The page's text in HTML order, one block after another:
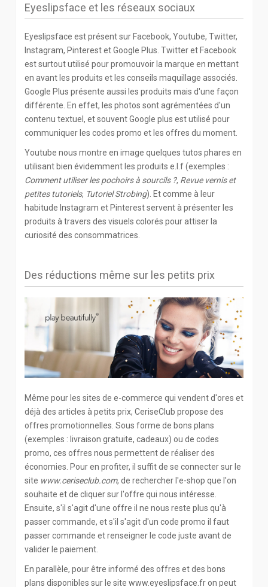
Eyeslipsface et les réseaux sociaux
Eyeslipsface est présent sur Facebook, Youtube, Twitter,
Instagram, Pinterest et Google Plus. Twitter et Facebook
est surtout utilisé pour promouvoir la marque en mettant
en avant les produits et les conseils maquillage associés.
Google Plus présente aussi les produits mais d'une façon
différente. En effet, les photos sont agrémentées d'un
contenu textuel, et souvent Google plus est utilisé pour
communiquer les codes promo et les offres du moment.
Youtube nous montre en image quelques tutos phares en
utilisant bien évidemment les produits e.l.f (exemples :
Comment utiliser les pochoirs à sourcils ?, Revue vernis et
petites tutoriels, Tutoriel Strobing). Et comme à leur
habitude Instagram et Pinterest servent à présenter les
produits à travers des visuels colorés pour attiser la
curiosité des consommatrices.
Des réductions même sur les petits prix
Même pour les sites de e-commerce qui vendent d'ores et
déjà des articles à petits prix, CeriseClub propose des
offres promotionnelles. Sous forme de bons plans
(exemples : livraison gratuite, cadeaux) ou de codes
promo, ces offres nous permettent de réaliser des
économies. Pour en profiter, il suffit de se connecter sur le
site www.ceriseclub.com, de rechercher l'e-shop que l'on
souhaite et de cliquer sur l'offre qui nous intéresse.
Ensuite, s'il s'agit d'une offre il ne nous reste plus qu'à
passer commande, et s'il s'agit d'un code promo il faut
passer commande et renseigner le code juste avant de
valider le paiement.
En parallèle, pour être informé des offres et des bons
plans disponibles sur le site www.eyeslipsface.fr on peut